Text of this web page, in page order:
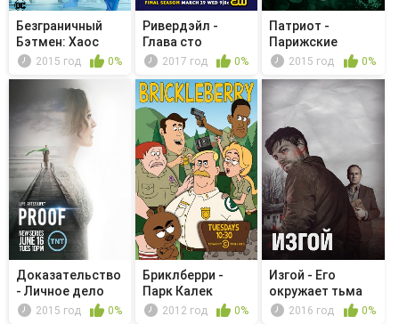
Безграничный
Бэтмен: Хаос
2015 год 0%
Ривердэйл -
Глава cто
двадцать
2017 год 0%
Патриот -
Парижские
пистолеты
2015 год 0%
Доказательство
- Личное дело
2015 год 0%
Бриклберри -
Парк Калек
2012 год 0%
Изгой - Его
окружает тьма
2016 год 0%